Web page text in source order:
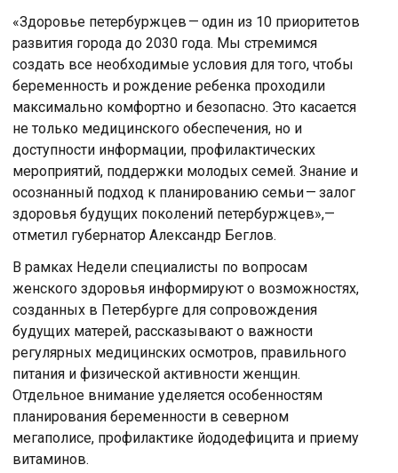
«Здоровье петербуржцев — один из 10 приоритетов
развития города до 2030 года. Мы стремимся
создать все необходимые условия для того, чтобы
беременность и рождение ребенка проходили
максимально комфортно и безопасно. Это касается
не только медицинского обеспечения, но и
доступности информации, профилактических
мероприятий, поддержки молодых семей. Знание и
осознанный подход к планированию семьи — залог
здоровья будущих поколений петербуржцев»,—
отметил губернатор Александр Беглов.
В рамках Недели специалисты по вопросам
женского здоровья информируют о возможностях,
созданных в Петербурге для сопровождения
будущих матерей, рассказывают о важности
регулярных медицинских осмотров, правильного
питания и физической активности женщин.
Отдельное внимание уделяется особенностям
планирования беременности в северном
мегаполисе, профилактике йододефицита и приему
витаминов.